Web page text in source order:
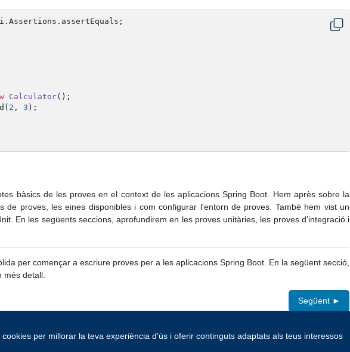
Calculator();
2 , 3 );
bàsics de les proves en el context de les aplicacions Spring Boot. Hem après sobre la
de proves, les eines disponibles i com configurar l'entorn de proves. També hem vist un
En les següents seccions, aprofundirem en les proves unitàries, les proves d'integració i
per començar a escriure proves per a les aplicacions Spring Boot. En la següent secció,
detall.
Següent ►
cookies per millorar la teva experiència d'ús i oferir continguts adaptats als teus interessos